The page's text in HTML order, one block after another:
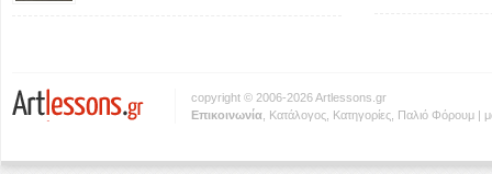
copyright © 2006-2026 Artlessons.gr
Eπικοινωνία Κατάλογος Κατηγορίες Παλιό Φόρουμ |